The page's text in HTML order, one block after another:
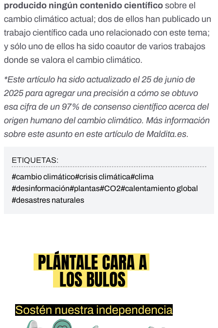
producido ningún contenido científico sobre el
cambio climático actual; dos de ellos han publicado un
trabajo científico cada uno relacionado con este tema;
y sólo uno de ellos ha sido coautor de varios trabajos
donde se valora el cambio climático.
*Este artículo ha sido actualizado el 25 de junio de
2025 para agregar una precisión a cómo se obtuvo
esa cifra de un 97% de consenso científico acerca del
origen humano del cambio climático. Más información
sobre este asunto en este artículo de Maldita.es.
ETIQUETAS:
#cambio climático#crisis climática#clima
#desinformación#plantas#CO2#calentamiento global
#desastres naturales